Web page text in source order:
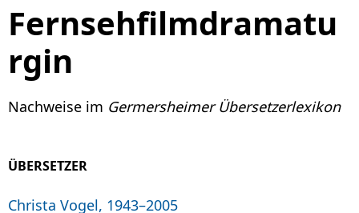
Fernsehfilmdramatu
rgin
Nachweise im Germersheimer Übersetzerlexikon
ÜBERSETZER
Christa Vogel, 1943–2005